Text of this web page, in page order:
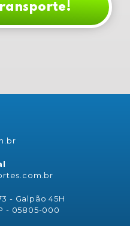
- Galpão 45H
- 05805-000